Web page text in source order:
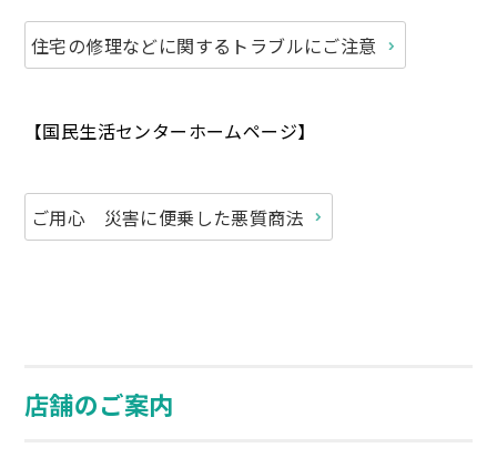
住宅の修理などに関するトラブルにご注意
【国民生活センターホームページ】
ご用心 災害に便乗した悪質商法
店舗のご案内